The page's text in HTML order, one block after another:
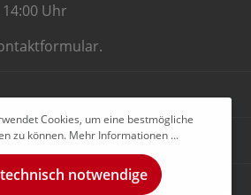
14:00 Uhr
.
Cookies, um eine bestmögliche
zu können. Mehr Informationen ...
notwendige